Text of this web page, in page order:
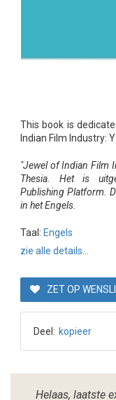
This book is
Indian Film Industry:
"Jewel of Indian Film
Thesia. Het is
Publishing Platform.
in het Engels.
Taal: Engels
zie alle details...
ZET OP
Deel: kopieer
Helaas, laatste